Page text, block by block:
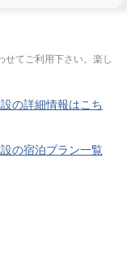
せてご利用下さい。楽し
設の詳細情報はこち
の宿泊プラン一覧